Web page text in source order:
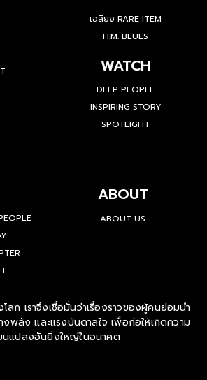
เฉลียง RARE ITEM
H.M. BLUES
WATCH
DEEP PEOPLE
INSPIRING STORY
SPOTLIGHT
ABOUT
ABOUT US
ก เราจึงเชื่อมั่นว่าเรื่องราวของผู้คนย่อมนำ
งพลัง และแรงบันดาลใจ เพื่อก่อให้เกิดความ
นแปลงอันยิ่งใหญ่ในอนาคต